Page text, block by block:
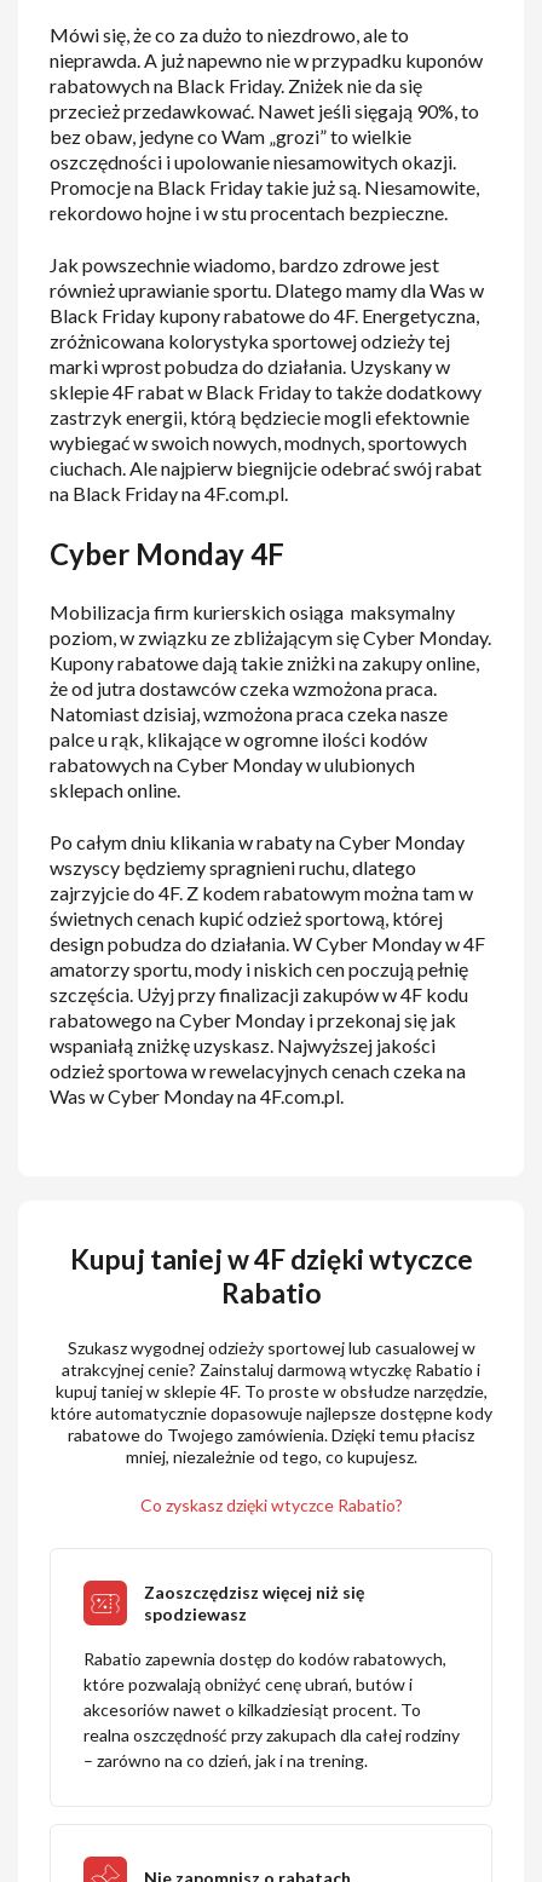
Mówi się, że co za dużo to niezdrowo, ale to
nieprawda. A już napewno nie w przypadku kuponów
rabatowych na Black Friday. Zniżek nie da się
przecież przedawkować. Nawet jeśli sięgają 90%, to
bez obaw, jedyne co Wam „grozi” to wielkie
oszczędności i upolowanie niesamowitych okazji.
Promocje na Black Friday takie już są. Niesamowite,
rekordowo hojne i w stu procentach bezpieczne.
Jak powszechnie wiadomo, bardzo zdrowe jest
również uprawianie sportu. Dlatego mamy dla Was w
Black Friday kupony rabatowe do 4F. Energetyczna,
zróżnicowana kolorystyka sportowej odzieży tej
marki wprost pobudza do działania. Uzyskany w
sklepie 4F rabat w Black Friday to także dodatkowy
zastrzyk energii, którą będziecie mogli efektownie
wybiegać w swoich nowych, modnych, sportowych
ciuchach. Ale najpierw biegnijcie odebrać swój rabat
na Black Friday na 4F.com.pl.
Cyber Monday 4F
Mobilizacja firm kurierskich osiąga maksymalny
poziom, w związku ze zbliżającym się Cyber Monday.
Kupony rabatowe dają takie zniżki na zakupy online,
że od jutra dostawców czeka wzmożona praca.
Natomiast dzisiaj, wzmożona praca czeka nasze
palce u rąk, klikające w ogromne ilości kodów
rabatowych na Cyber Monday w ulubionych
sklepach online.
Po całym dniu klikania w rabaty na Cyber Monday
wszyscy będziemy spragnieni ruchu, dlatego
zajrzyjcie do 4F. Z kodem rabatowym można tam w
świetnych cenach kupić odzież sportową, której
design pobudza do działania. W Cyber Monday w 4F
amatorzy sportu, mody i niskich cen poczują pełnię
szczęścia. Użyj przy finalizacji zakupów w 4F kodu
rabatowego na Cyber Monday i przekonaj się jak
wspaniałą zniżkę uzyskasz. Najwyższej jakości
odzież sportowa w rewelacyjnych cenach czeka na
Was w Cyber Monday na 4F.com.pl.
Kupuj taniej w 4F dzięki wtyczce
Rabatio
Szukasz wygodnej odzieży sportowej lub casualowej w
atrakcyjnej cenie? Zainstaluj darmową wtyczkę Rabatio i
kupuj taniej w sklepie 4F. To proste w obsłudze narzędzie,
które automatycznie dopasowuje najlepsze dostępne kody
rabatowe do Twojego zamówienia. Dzięki temu płacisz
mniej, niezależnie od tego, co kupujesz.
Co zyskasz dzięki wtyczce Rabatio?
Zaoszczędzisz więcej niż się
spodziewasz
Rabatio zapewnia dostęp do kodów rabatowych,
które pozwalają obniżyć cenę ubrań, butów i
akcesoriów nawet o kilkadziesiąt procent. To
realna oszczędność przy zakupach dla całej rodziny
– zarówno na co dzień, jak i na trening.